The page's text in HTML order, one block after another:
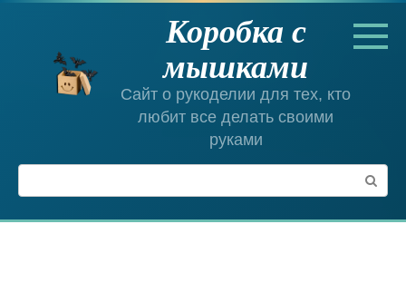
Перейти
Коробка с
мышками
Сайт о рукоделии для тех, кто
любит все делать своими
руками
Поиск: